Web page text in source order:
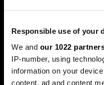
Responsible use of your
We and our 1022
IP-number, using
information on your
content, ad and content